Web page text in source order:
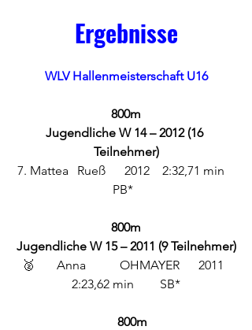
Ergebnisse
WLV Hallenmeisterschaft U16
800m
Jugendliche W 14 – 2012 (16
Teilnehmer)
7. Mattea	Rueß      2012    2:32,71 min
PB*
800m
Jugendliche W 15 – 2011 (9 Teilnehmer)
🥈	 Anna	 OHMAYER      2011
2:23,62 min 	SB*
800m